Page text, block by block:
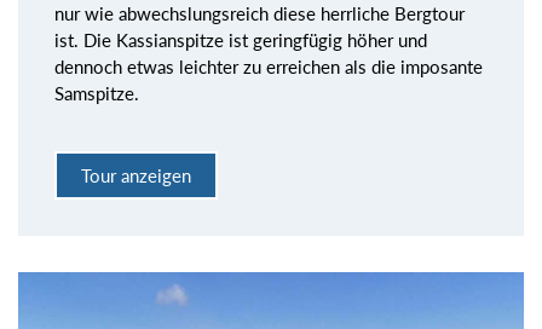
nur wie abwechslungsreich diese herrliche Bergtour
ist. Die Kassianspitze ist geringfügig höher und
dennoch etwas leichter zu erreichen als die imposante
Samspitze.
Tour anzeigen